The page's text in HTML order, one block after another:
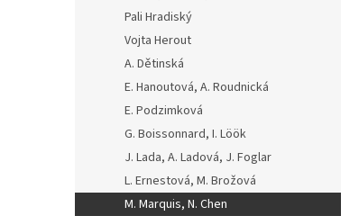
Pali Hradiský
Vojta Herout
A. Dětinská
E. Hanoutová, A. Roudnická
E. Podzimková
G. Boissonnard, I. Löök
J. Lada, A. Ladová, J. Foglar
L. Ernestová, M. Brožová
M. Marquis, N. Chen